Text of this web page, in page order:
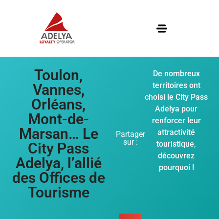
Toulon,
Vannes,
Orléans,
Mont-de-
Marsan… Le
City Pass
Adelya, l’allié
des Offices de
Tourisme
Partager
sur :
De nombreux
territoires ont
choisi le City Pass
Adelya pour
renforcer leur
attractivité
touristique,
découvrez
pourquoi !